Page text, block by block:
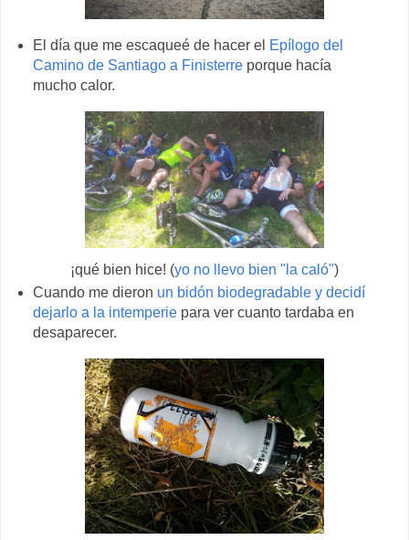
El día que me escaqueé de hacer el Epílogo del
Camino de Santiago a Finisterreporque hacía
mucho calor.
¡qué bien hice! (yo no llevo bien "la caló")
Cuando me dieron un bidón biodegradable y decidí
dejarlo a la intemperiepara ver cuanto tardaba en
desaparecer.